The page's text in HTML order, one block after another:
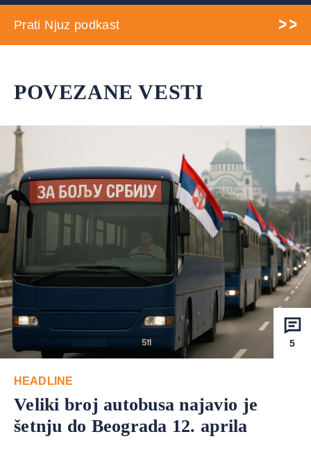
Prati Njuz podkast
POVEZANE VESTI
5
HEADLINE
Veliki broj autobusa najavio je
šetnju do Beograda 12. aprila